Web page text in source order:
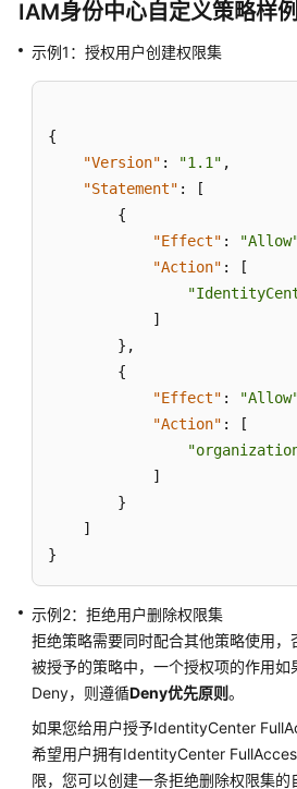
用
份
源
管
应
用
程
序
IAM身份中心自定义策略样例
示例1：授权用户创建权限集
{
"Version" : "1.1" ,
"Statement" :
[
{
"Effect" :
"Action" :
[
]
} ,
{
"Effect" :
"Action" :
[
]
}
]
}
示例2：拒绝用户删除权限集
拒绝策略需要同时配合其他策略使用，
被授予的策略中，一个授权项的作用如
Deny，则遵循Deny优先原则。
如果您给用户授予IdentityCenter
希望用户拥有IdentityCenter
限，您可以创建一条拒绝删除权限集